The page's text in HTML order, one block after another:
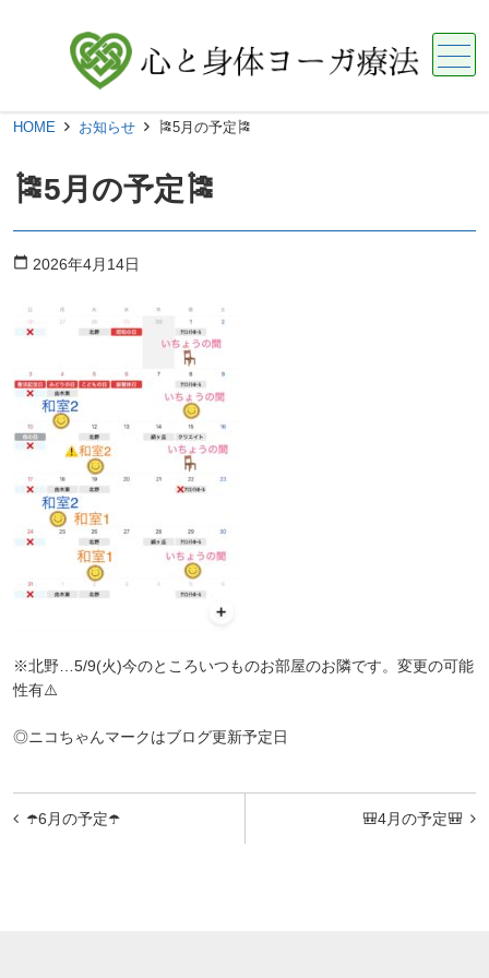
メニュー
HOME お知らせ 🎏5月の予定🎏
🎏5月の予定🎏
calendar_today 2026年4月14日
※北野…5/9(火)今のところいつものお部屋のお隣です。変更の可能
性有⚠️
◎ニコちゃんマークはブログ更新予定日
投
🎒4月の予定🎒
☂️6月の予定☂️